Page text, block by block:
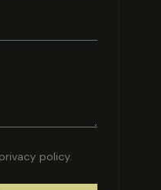
policy.